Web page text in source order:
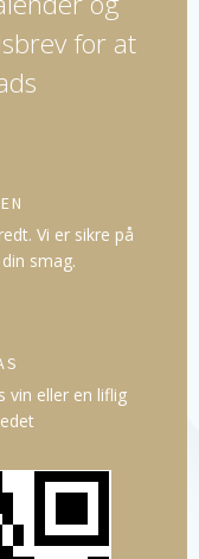
for at
Vi er sikre på
smag.
vin eller en liflig